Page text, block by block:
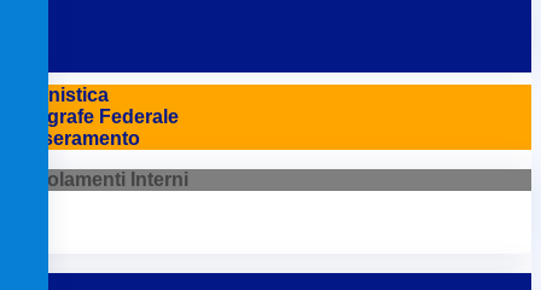
Agonistica
Anagrafe Federale
Tesseramento
Regolamenti Interni